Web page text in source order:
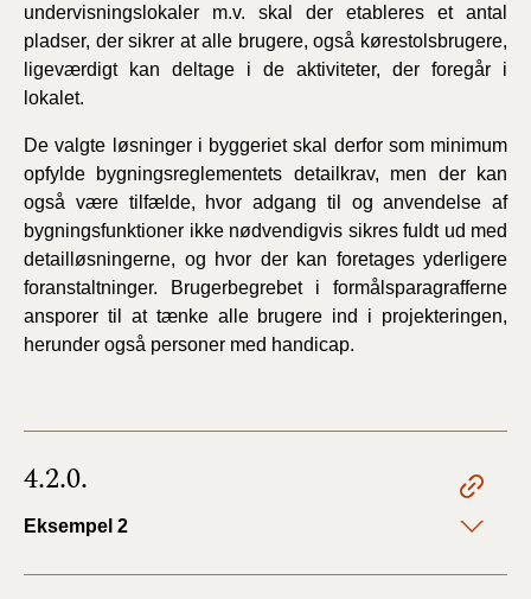
undervisningslokaler m.v. skal der etableres et antal
pladser, der sikrer at alle brugere, også kørestolsbrugere,
ligeværdigt kan deltage i de aktiviteter, der foregår i
lokalet.
De valgte løsninger i byggeriet skal derfor som minimum
opfylde bygningsreglementets detailkrav, men der kan
også være tilfælde, hvor adgang til og anvendelse af
bygningsfunktioner ikke nødvendigvis sikres fuldt ud med
detailløsningerne, og hvor der kan foretages yderligere
foranstaltninger. Brugerbegrebet i formålsparagrafferne
ansporer til at tænke alle brugere ind i projekteringen,
herunder også personer med handicap.
4.2.0.
Eksempel 2